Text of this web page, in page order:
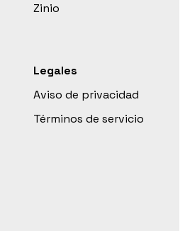
Zinio
Legales
Aviso de privacidad
Términos de servicio